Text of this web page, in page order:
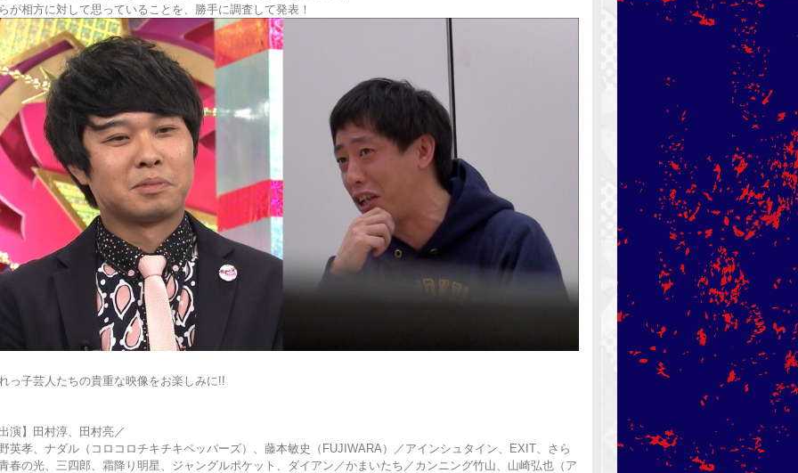
が相方に対して思っていることを、勝手に調査して発表！
っ子芸人たちの貴重な映像をお楽しみに!!
演】田村淳、田村亮／
英孝、ナダル（コロコロチキチキペッパーズ）、藤本敏史（FUJIWARA）／アインシュタイン、EXIT、さら
春の光、三四郎、霜降り明星、ジャングルポケット、ダイアン／かまいたち／カンニング竹山、山崎弘也（ア